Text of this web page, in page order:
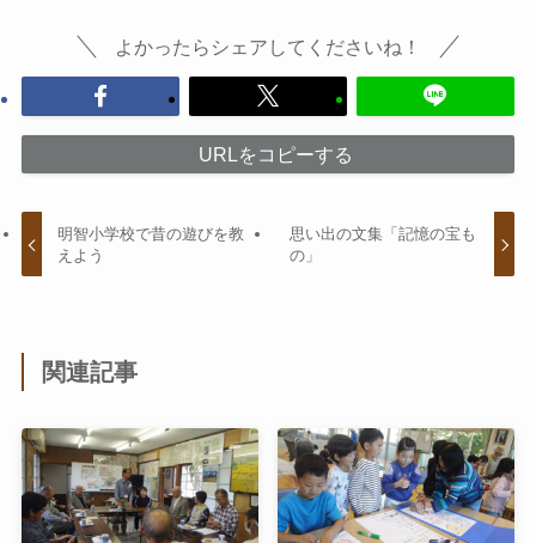
よかったらシェアしてくださいね！
URLをコピーする
明智小学校で昔の遊びを教
えよう
思い出の文集「記憶の宝も
の」
関連記事